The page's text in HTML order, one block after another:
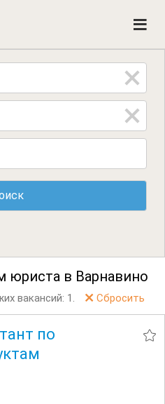
n
юриста в Варнавино
вакансий: 1. Сбросить
по